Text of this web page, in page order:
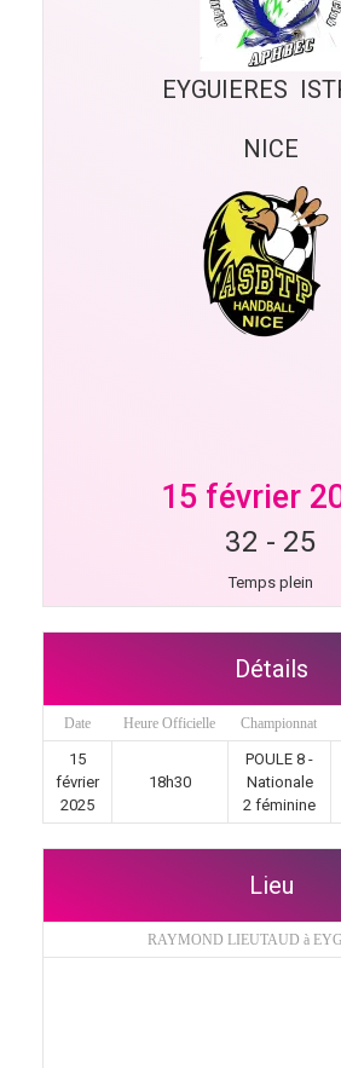
EYGUIERES
NICE
15 février
32 - 25
Temps plein
Détails
Date Heure Officielle Championnat
15
février
2025
18h30
POULE 8 -
Nationale
2 féminine
Lieu
RAYMOND LIEUTAUD à